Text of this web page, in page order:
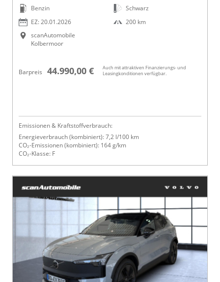
Benzin
EZ: 20.01.2026
scanAutomobile
Kolbermoor
Schwarz
200 km
Barpreis 44.990,00 €
Auch mit attraktiven Finanzierungs- und
Leasingkonditionen verfügbar.
Emissionen & Kraftstoffverbrauch:
Energieverbrauch (kombiniert): 7,2 l/100 km
CO₂-Emissionen (kombiniert): 164 g/km
CO₂-Klasse: F